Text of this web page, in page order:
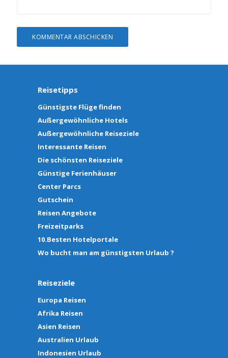
Reisetipps
Günstigste Flüge finden
Außergewöhnliche Hotels
Außergewöhnliche Reiseziele
Interessante Reisen
Die schönsten Reiseziele
Günstige Ferienhäuser
Center Parcs
Gutschein
Reisen Angebote
Freizeitparks
10.Besten Hotelportale
Wo bucht man am günstigsten Urlaub ?
Reiseziele
Europa Reisen
Afrika Reisen
Asien Reisen
Australien Urlaub
Indonesien Urlaub